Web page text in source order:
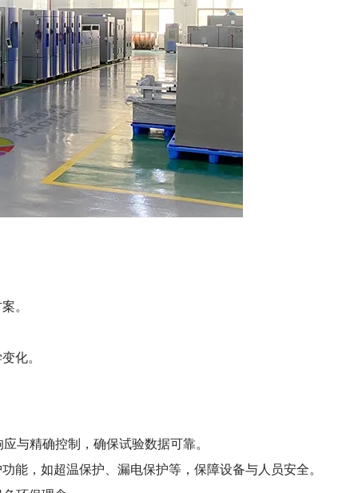
。
化。
与精确控制，确保试验数据可靠。
能，如超温保护、漏电保护等，保障设备与人员安全。